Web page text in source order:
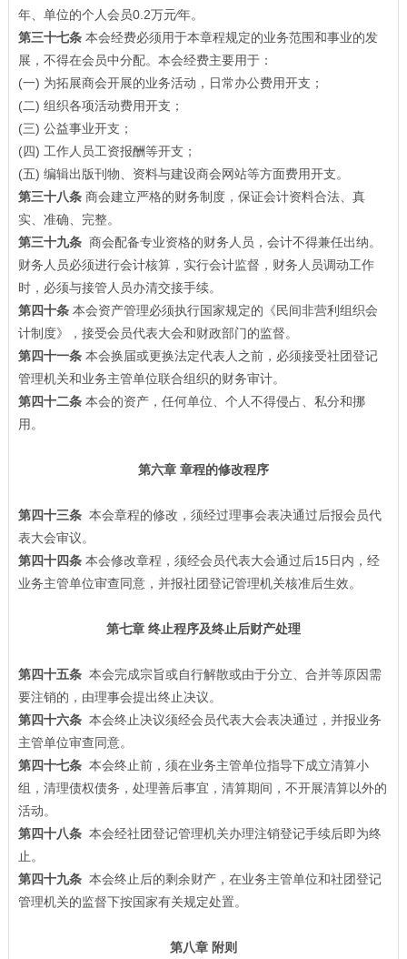
年、单位的个人会员0.2万元∕年。
第三十七条 本会经费必须用于本章程规定的业务范围和事业的发
展，不得在会员中分配。本会经费主要用于：
(一) 为拓展商会开展的业务活动，日常办公费用开支；
(二) 组织各项活动费用开支；
(三) 公益事业开支；
(四) 工作人员工资报酬等开支；
(五) 编辑出版刊物、资料与建设商会网站等方面费用开支。
第三十八条 商会建立严格的财务制度，保证会计资料合法、真
实、准确、完整。
第三十九条 商会配备专业资格的财务人员，会计不得兼任出纳。
财务人员必须进行会计核算，实行会计监督，财务人员调动工作
时，必须与接管人员办清交接手续。
第四十条 本会资产管理必须执行国家规定的《民间非营利组织会
计制度》，接受会员代表大会和财政部门的监督。
第四十一条 本会换届或更换法定代表人之前，必须接受社团登记
管理机关和业务主管单位联合组织的财务审计。
第四十二条 本会的资产，任何单位、个人不得侵占、私分和挪
用。
第六章 章程的修改程序
第四十三条 本会章程的修改，须经过理事会表决通过后报会员代
表大会审议。
第四十四条 本会修改章程，须经会员代表大会通过后15日内，经
业务主管单位审查同意，并报社团登记管理机关核准后生效。
第七章 终止程序及终止后财产处理
第四十五条 本会完成宗旨或自行解散或由于分立、合并等原因需
要注销的，由理事会提出终止决议。
第四十六条 本会终止决议须经会员代表大会表决通过，并报业务
主管单位审查同意。
第四十七条 本会终止前，须在业务主管单位指导下成立清算小
组，清理债权债务，处理善后事宜，清算期间，不开展清算以外的
活动。
第四十八条 本会经社团登记管理机关办理注销登记手续后即为终
止。
第四十九条 本会终止后的剩余财产，在业务主管单位和社团登记
管理机关的监督下按国家有关规定处置。
第八章 附则